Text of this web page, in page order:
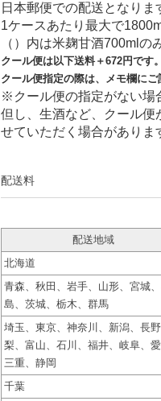
日本郵便での配送となりま
1ケースあたり最大で
（）内は米麹甘酒700mlの
クール便は以下送料＋672円です。
クール便指定の際は、メモ欄にご
※クール便の指定がない場
但し、生酒など、クール便
せていただく場合がありま
配送料
配送地域
北海道
青森、秋田、岩手、山形、宮城
島、茨城、栃木、群馬
埼玉、東京、神奈川、新潟、長
梨、富山、石川、福井、岐阜、愛
三重、静岡
千葉